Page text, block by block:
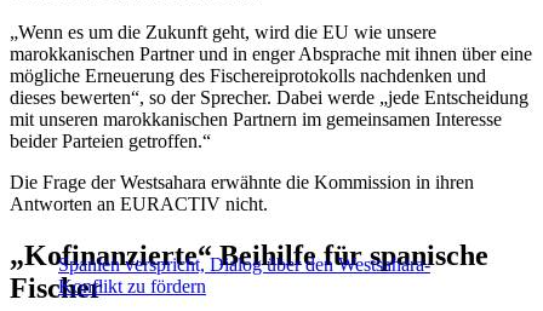
„Wenn es um die Zukunft geht, wird die EU wie unsere
marokkanischen Partner und in enger Absprache mit ihnen über eine
mögliche Erneuerung des Fischereiprotokolls nachdenken und
dieses bewerten“, so der Sprecher. Dabei werde „jede Entscheidung
mit unseren marokkanischen Partnern im gemeinsamen Interesse
beider Parteien getroffen.“
Die Frage der Westsahara erwähnte die Kommission in ihren
Antworten an EURACTIV nicht.
Spanien verspricht, Dialog über den Westsahara-
Konflikt zu fördern
„Kofinanzierte“ Beihilfe für spanische
Fischer